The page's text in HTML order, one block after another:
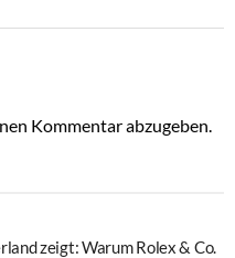
Kommentar abzugeben.
zeigt: Warum Rolex & Co.